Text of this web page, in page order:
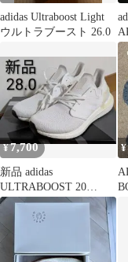
adidas Ultraboost Light
ウルトラブースト 26.0
27
¥7,700
新品 adidas
ULTRABOOST 20
28.0cm
¥